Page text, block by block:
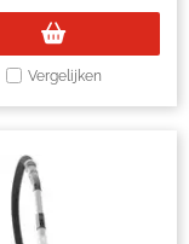
Vergelijken